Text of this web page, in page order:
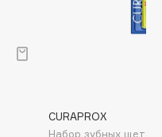
CURAPROX
Набор зубных